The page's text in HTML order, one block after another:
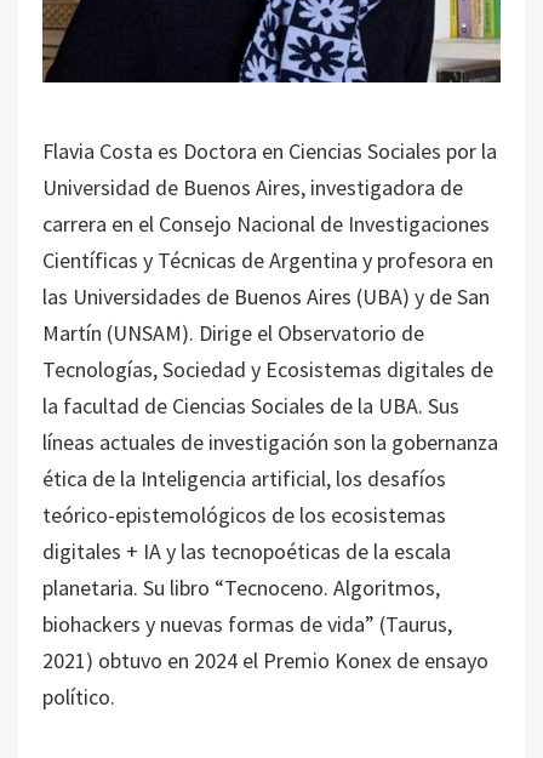
Flavia Costa es Doctora en Ciencias Sociales por la
Universidad de Buenos Aires, investigadora de
carrera en el Consejo Nacional de Investigaciones
Científicas y Técnicas de Argentina y profesora en
las Universidades de Buenos Aires (UBA) y de San
Martín (UNSAM). Dirige el Observatorio de
Tecnologías, Sociedad y Ecosistemas digitales de
la facultad de Ciencias Sociales de la UBA. Sus
líneas actuales de investigación son la gobernanza
ética de la Inteligencia artificial, los desafíos
teórico-epistemológicos de los ecosistemas
digitales + IA y las tecnopoéticas de la escala
planetaria. Su libro “Tecnoceno. Algoritmos,
biohackers y nuevas formas de vida” (Taurus,
2021) obtuvo en 2024 el Premio Konex de ensayo
político.